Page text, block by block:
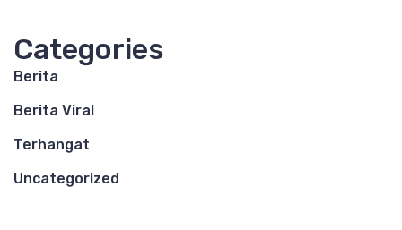
Categories
Berita
Berita Viral
Terhangat
Uncategorized